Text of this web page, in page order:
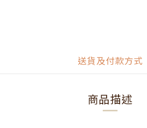
送貨及付款方式
商品描述